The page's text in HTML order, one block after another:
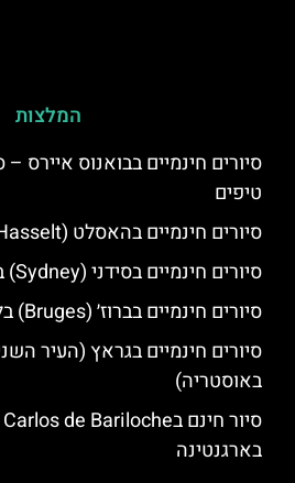
המלצות
סיורים חינמיים בבואנוס איירס
טיפים
סיורים חינמיים בהאסלט (Hasselt) בלגיה
סיורים חינמיים בסידני (Sydney) באוסטרליה
סיורים חינמיים בברוז׳ (Bruges) בלגיה
סיורים חינמיים בגראץ (העיר
באוסטריה)
בארגנטינה